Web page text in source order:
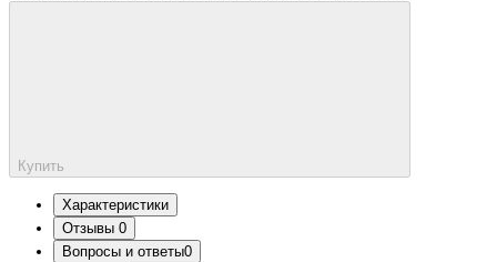
Купить
Характеристики
Отзывы 0
Вопросы и ответы0